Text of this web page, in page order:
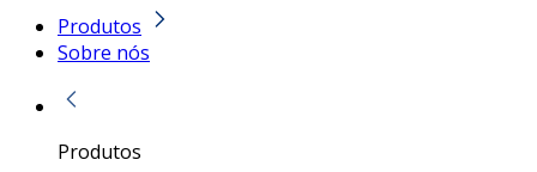
Produtos
Sobre nós
Produtos